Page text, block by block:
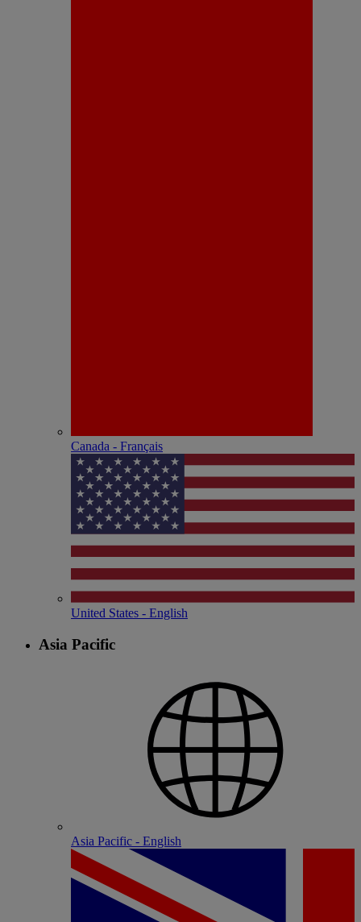
Canada - Français
United States - English
Asia Pacific
Asia Pacific - English